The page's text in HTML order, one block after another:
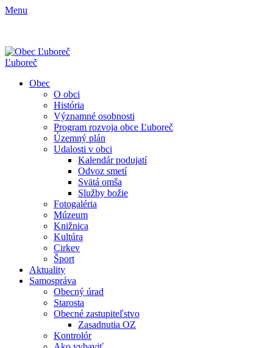
Menu
Ľuboreč
Obec
O obci
História
Významné osobnosti
Program rozvoja obce Ľuboreč
Územný plán
Udalosti v obci
Kalendár podujatí
Odvoz smetí
Svätá omša
Služby božie
Fotogaléria
Múzeum
Knižnica
Kultúra
Cirkev
Šport
Aktuality
Samospráva
Obecný úrad
Starosta
Obecné zastupiteľstvo
Zasadnutia OZ
Kontrolór